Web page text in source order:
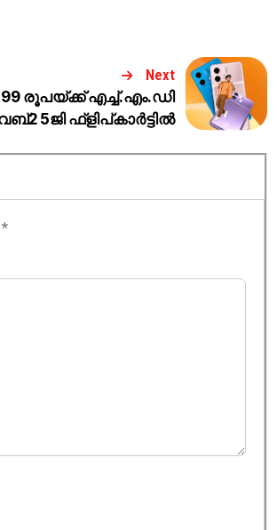
Next
രൂപയ്ക്ക് എച്ച്.എം.ഡി
5ജി ഫ്ളിപ്കാര്‍ട്ടില്‍
*